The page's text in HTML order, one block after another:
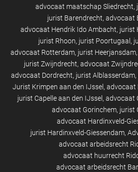
advocaat maatschap Sliedrecht
jurist Barendrecht advocaat
advocaat Hendrik Ido Ambacht jurist
jurist Rhoon jurist Poortugaal
advocaat Rotterdam jurist Heerjansdam
jurist Zwijndrecht advocaat
advocaat Dordrecht jurist Alblasserdam
Jurist Krimpen aan den IJssel advocaat
jurist Capelle aan den IJssel advocaat
advocaat Gorinchem jurist
advocaat Hardinxveld-
jurist Hardinxveld-Giessendam
advocaat arbeidsrecht
advocaat huurrecht
advocaat arbeidsrecht